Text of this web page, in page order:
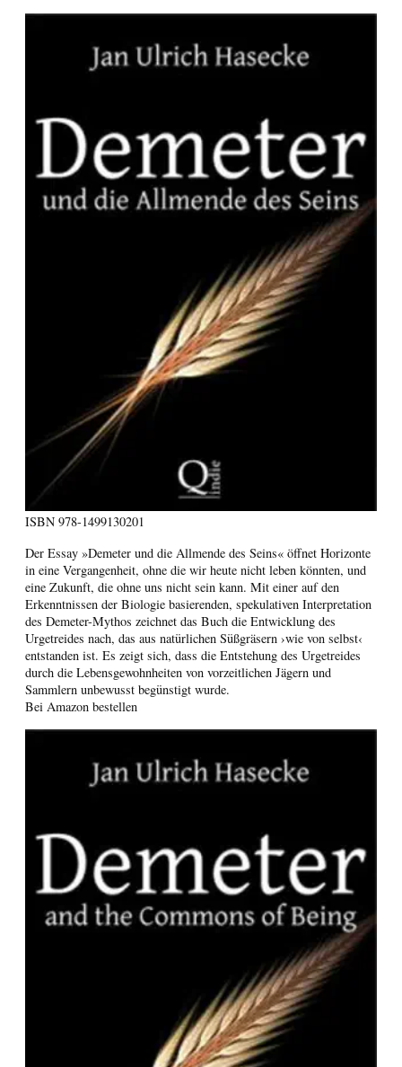
ISBN 978-1499130201
Der Essay »Demeter und die Allmende des Seins« öffnet Horizonte
in eine Vergangenheit, ohne die wir heute nicht leben könnten, und
eine Zukunft, die ohne uns nicht sein kann. Mit einer auf den
Erkenntnissen der Biologie basierenden, spekulativen Interpretation
des Demeter-Mythos zeichnet das Buch die Entwicklung des
Urgetreides nach, das aus natürlichen Süßgräsern ›wie von selbst‹
entstanden ist. Es zeigt sich, dass die Entstehung des Urgetreides
durch die Lebensgewohnheiten von vorzeitlichen Jägern und
Sammlern unbewusst begünstigt wurde.
Bei Amazon bestellen